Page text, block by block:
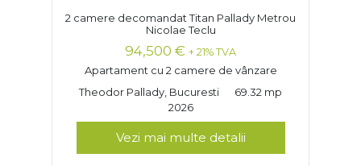
2 camere decomandat Titan Pallady Metrou
Nicolae Teclu
94,500 € + 21% TVA
Apartament cu 2 camere de vânzare
Theodor Pallady, Bucuresti
69.32 mp
2026
Vezi mai multe detalii